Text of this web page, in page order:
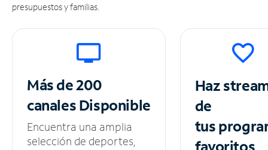
presupuestos y familias.
Más de 200
canalesDisponible
Encuentra una amplia
selección de deportes,
Haz
de
tus
favoritos